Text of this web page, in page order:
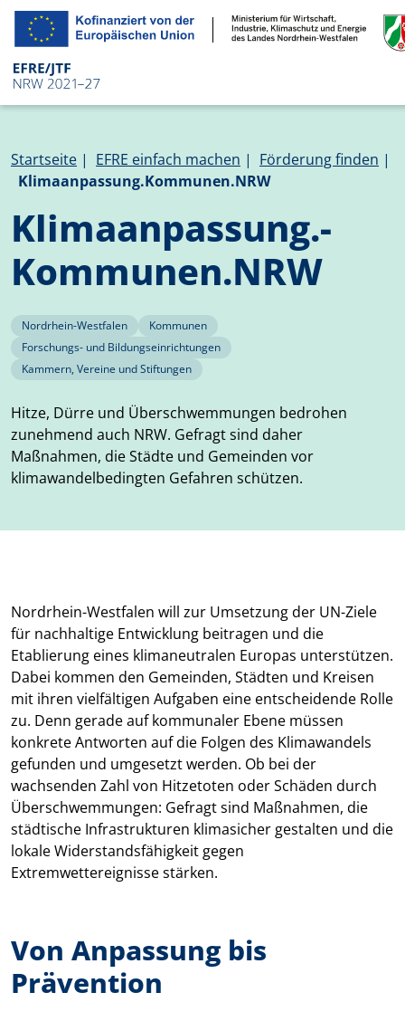
Direkt zum Inhalt
Pfadnavigation
Startseite EFRE einfach machen
Förderung finden
Klimaanpassung.Kommunen.NRW
Klima­anpass­ung.­
Kommunen.­NRW
Nordrhein-Westfalen
Kommunen
Forschungs- und Bildungseinrichtungen
Kammern, Vereine und Stiftungen
Hitze, Dürre und Überschwemmungen bedrohen
zunehmend auch NRW. Gefragt sind daher
Maßnahmen, die Städte und Gemeinden vor
klimawandelbedingten Gefahren schützen.
Nordrhein-Westfalen will zur Umsetzung der UN-Ziele
für nachhaltige Entwicklung beitragen und die
Etablierung eines klimaneutralen Europas unterstützen.
Dabei kommen den Gemeinden, Städten und Kreisen
mit ihren vielfältigen Aufgaben eine entscheidende Rolle
zu. Denn gerade auf kommunaler Ebene müssen
konkrete Antworten auf die Folgen des Klimawandels
gefunden und umgesetzt werden. Ob bei der
wachsenden Zahl von Hitzetoten oder Schäden durch
Überschwemmungen: Gefragt sind Maßnahmen, die
städtische Infrastrukturen klimasicher gestalten und die
lokale Widerstandsfähigkeit gegen
Extremwettereignisse stärken.
Von Anpassung bis
Prävention